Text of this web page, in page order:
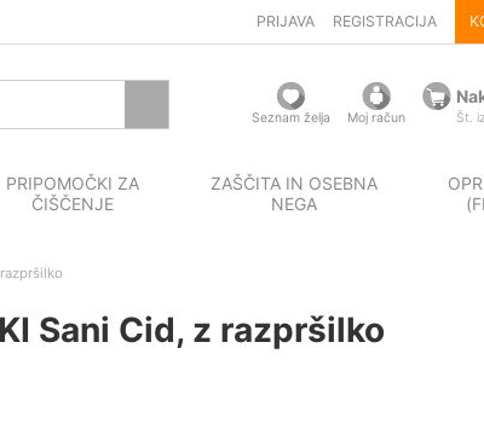
PRIJAVA REGISTRACIJA
Seznam želja Moj račun Št.
PRIPOMOČKI ZA
ČIŠČENJE
ZAŠČITA IN OSEBNA
NEGA
Sani Cid, z razpršilko